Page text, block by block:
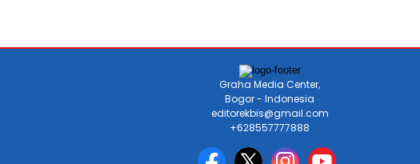
Graha Media Center,
Bogor - Indonesia
editorekbis@gmail.com
+628557777888